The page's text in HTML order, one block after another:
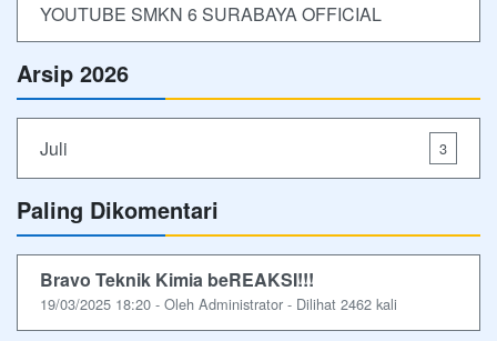
YOUTUBE SMKN 6 SURABAYA OFFICIAL
Arsip 2026
Juli 3
Paling Dikomentari
Bravo Teknik Kimia beREAKSI!!!
19/03/2025 18:20 - Oleh Administrator - Dilihat 2462 kali